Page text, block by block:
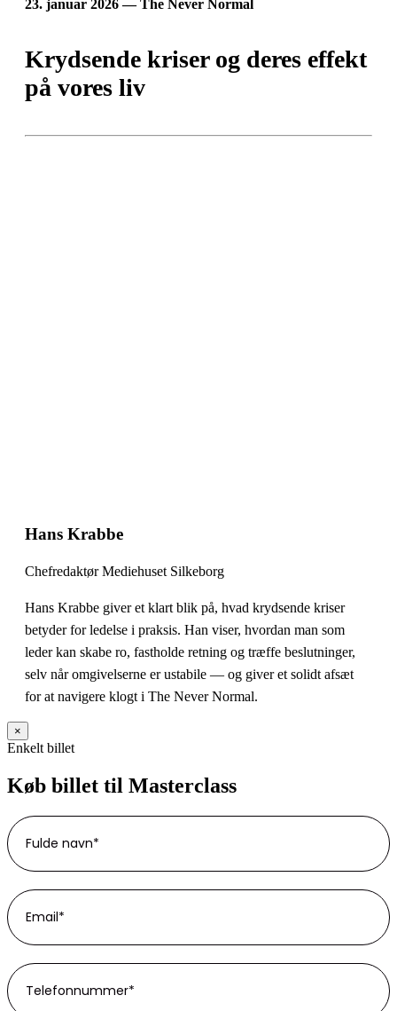
23. januar 2026 — The Never Normal
Krydsende kriser og deres effekt
på vores liv
Hans Krabbe
Chefredaktør Mediehuset Silkeborg
Hans Krabbe giver et klart blik på, hvad krydsende kriser
betyder for ledelse i praksis. Han viser, hvordan man som
leder kan skabe ro, fastholde retning og træffe beslutninger,
selv når omgivelserne er ustabile — og giver et solidt afsæt
for at navigere klogt i The Never Normal.
×
Enkelt billet
Køb billet til Masterclass